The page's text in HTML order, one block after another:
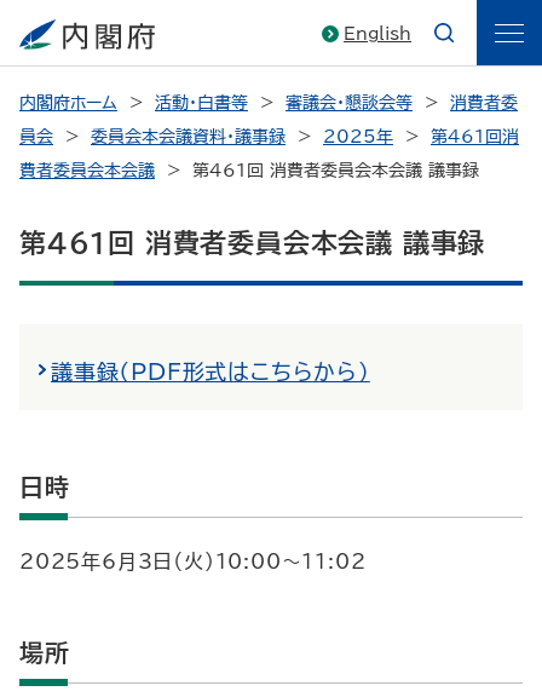
English
内閣府ホーム 活動・白書等 審議会・懇談会等
消費者委
員会
委員会本会議資料・議事録 2025年
第461回消
費者委員会本会議
第461回 消費者委員会本会議 議事録
第461回 消費者委員会本会議 議事録
議事録（PDF形式はこちらから）
日時
2025年6月3日（火）10:00～11:02
場所